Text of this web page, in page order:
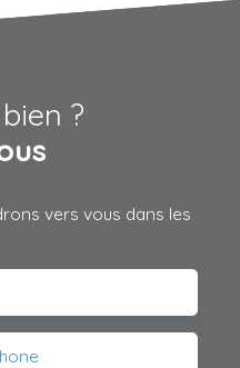
?
vers vous dans les